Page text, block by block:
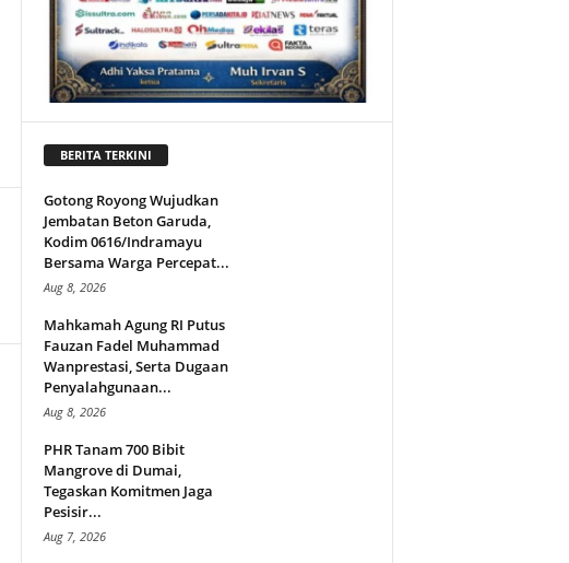
BERITA TERKINI
Gotong Royong Wujudkan
Jembatan Beton Garuda,
Kodim 0616/Indramayu
Bersama Warga Percepat...
Aug 8, 2026
Mahkamah Agung RI Putus
Fauzan Fadel Muhammad
Wanprestasi, Serta Dugaan
Penyalahgunaan...
Aug 8, 2026
PHR Tanam 700 Bibit
Mangrove di Dumai,
Tegaskan Komitmen Jaga
Pesisir...
Aug 7, 2026